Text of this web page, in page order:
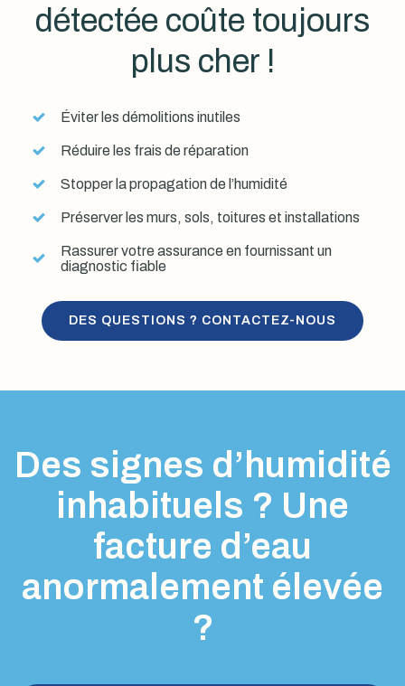
détectée coûte toujours
plus cher !
Éviter les démolitions inutiles
Réduire les frais de réparation
Stopper la propagation de l’humidité
Préserver les murs, sols, toitures et installations
Rassurer votre assurance en fournissant un
diagnostic fiable
DES QUESTIONS ? CONTACTEZ-NOUS
Des signes d’humidité
inhabituels ? Une
facture d’eau
anormalement élevée
?